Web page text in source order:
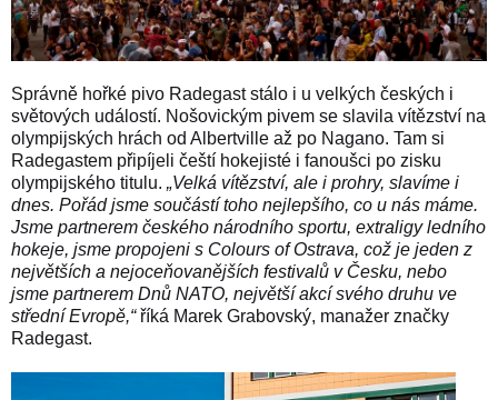
Správně hořké pivo Radegast stálo i u velkých českých i
světových událostí. Nošovickým pivem se slavila vítězství na
olympijských hrách od Albertville až po Nagano. Tam si
Radegastem připíjeli čeští hokejisté i fanoušci po zisku
olympijského titulu. „Velká vítězství, ale i prohry, slavíme i
dnes. Pořád jsme součástí toho nejlepšího, co u nás máme.
Jsme partnerem českého národního sportu, extraligy ledního
hokeje, jsme propojeni s Colours of Ostrava, což je jeden z
největších a nejoceňovanějších festivalů v Česku, nebo
jsme partnerem Dnů NATO, největší akcí svého druhu ve
střední Evropě,“říká Marek Grabovský, manažer značky
Radegast.